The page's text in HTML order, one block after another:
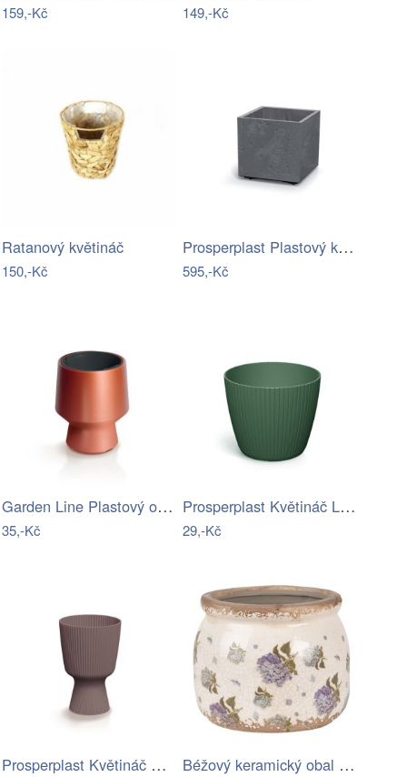
159,-Kč 149,-Kč
Ratanový květináč
150,-Kč
Prosperplast Plastový květináč SIERRAS…
595,-Kč
Garden Line Plastový obal na květináč…
35,-Kč
Prosperplast Květináč LAMIE tmavě…
29,-Kč
Prosperplast Květináč Milla Round… Béžový keramický obal na květináč s…